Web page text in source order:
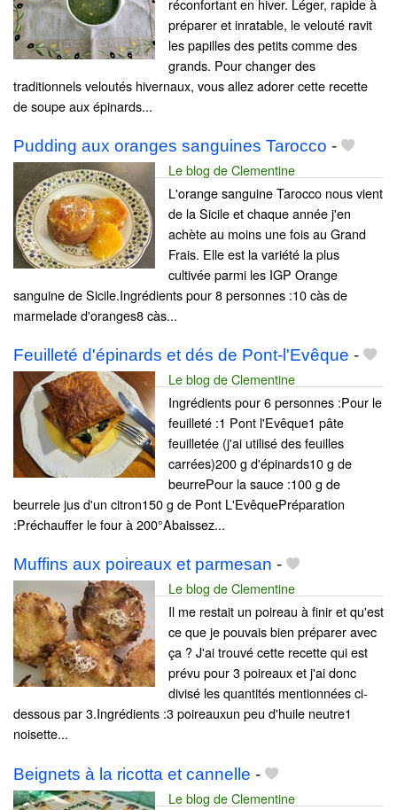
réconfortant en hiver. Léger, rapide à
préparer et inratable, le velouté ravit
les papilles des petits comme des
grands. Pour changer des
traditionnels veloutés hivernaux, vous allez adorer cette recette
de soupe aux épinards...
Pudding aux oranges sanguines Tarocco -
Le blog de Clementine
L'orange sanguine Tarocco nous vient
de la Sicile et chaque année j'en
achète au moins une fois au Grand
Frais. Elle est la variété la plus
cultivée parmi les IGP Orange
sanguine de Sicile.Ingrédients pour 8 personnes :10 càs de
marmelade d'oranges8 càs...
Feuilleté d'épinards et dés de Pont-l'Evêque -
Le blog de Clementine
Ingrédients pour 6 personnes :Pour le
feuilleté :1 Pont l'Evêque1 pâte
feuilletée (j'ai utilisé des feuilles
carrées)200 g d'épinards10 g de
beurrePour la sauce :100 g de
beurrele jus d'un citron150 g de Pont L'EvêquePréparation
:Préchauffer le four à 200°Abaissez...
Muffins aux poireaux et parmesan -
Le blog de Clementine
Il me restait un poireau à finir et qu'est
ce que je pouvais bien préparer avec
ça ? J'ai trouvé cette recette qui est
prévu pour 3 poireaux et j'ai donc
divisé les quantités mentionnées ci-
dessous par 3.Ingrédients :3 poireauxun peu d'huile neutre1
noisette...
Beignets à la ricotta et cannelle -
Le blog de Clementine